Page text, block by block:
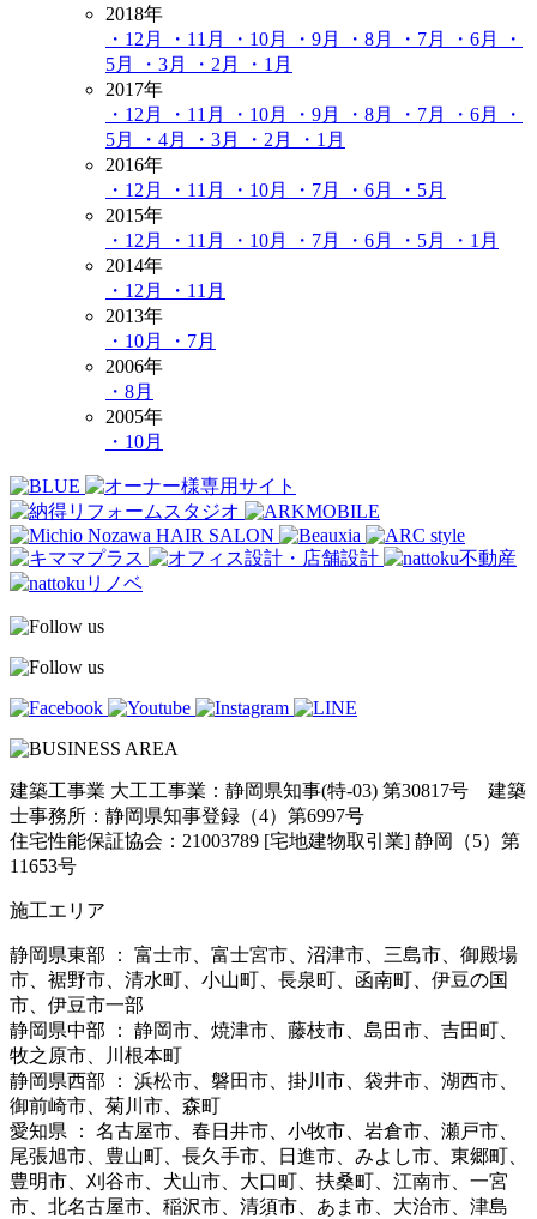
2018年
・12月
・11月 ・10月 ・9月 ・8月 ・7月 ・6月
・
5月
・3月 ・2月
・1月
2017年
・12月
・11月 ・10月 ・9月 ・8月 ・7月 ・6月
・
5月
・4月 ・3月 ・2月
・1月
2016年
・12月
・11月 ・10月 ・7月 ・6月
・5月
2015年
・12月
・11月 ・10月 ・7月 ・6月 ・5月
・1月
2014年
・12月
・11月
2013年
・10月
・7月
2006年
・8月
2005年
・10月
建築工事業 大工工事業：静岡県知事(特-03) 第30817号 建築
士事務所：静岡県知事登録（4）第6997号
住宅性能保証協会：21003789 [宅地建物取引業] 静岡（5）第
11653号
施工エリア
静岡県東部 ： 富士市、富士宮市、沼津市、三島市、御殿場
市、裾野市、清水町、小山町、長泉町、函南町、伊豆の国
市、伊豆市一部
静岡県中部 ： 静岡市、焼津市、藤枝市、島田市、吉田町、
牧之原市、川根本町
静岡県西部 ： 浜松市、磐田市、掛川市、袋井市、湖西市、
御前崎市、菊川市、森町
愛知県 ： 名古屋市、春日井市、小牧市、岩倉市、瀬戸市、
尾張旭市、豊山町、長久手市、日進市、みよし市、東郷町、
豊明市、刈谷市、犬山市、大口町、扶桑町、江南市、一宮
市、北名古屋市、稲沢市、清須市、あま市、大治市、津島